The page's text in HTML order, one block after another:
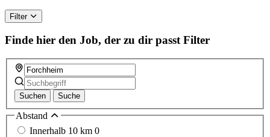
this
field
Filter
Finde hier den Job, der zu dir passt Filter
Suchen Suche
Abstand
Innerhalb 10 km 0